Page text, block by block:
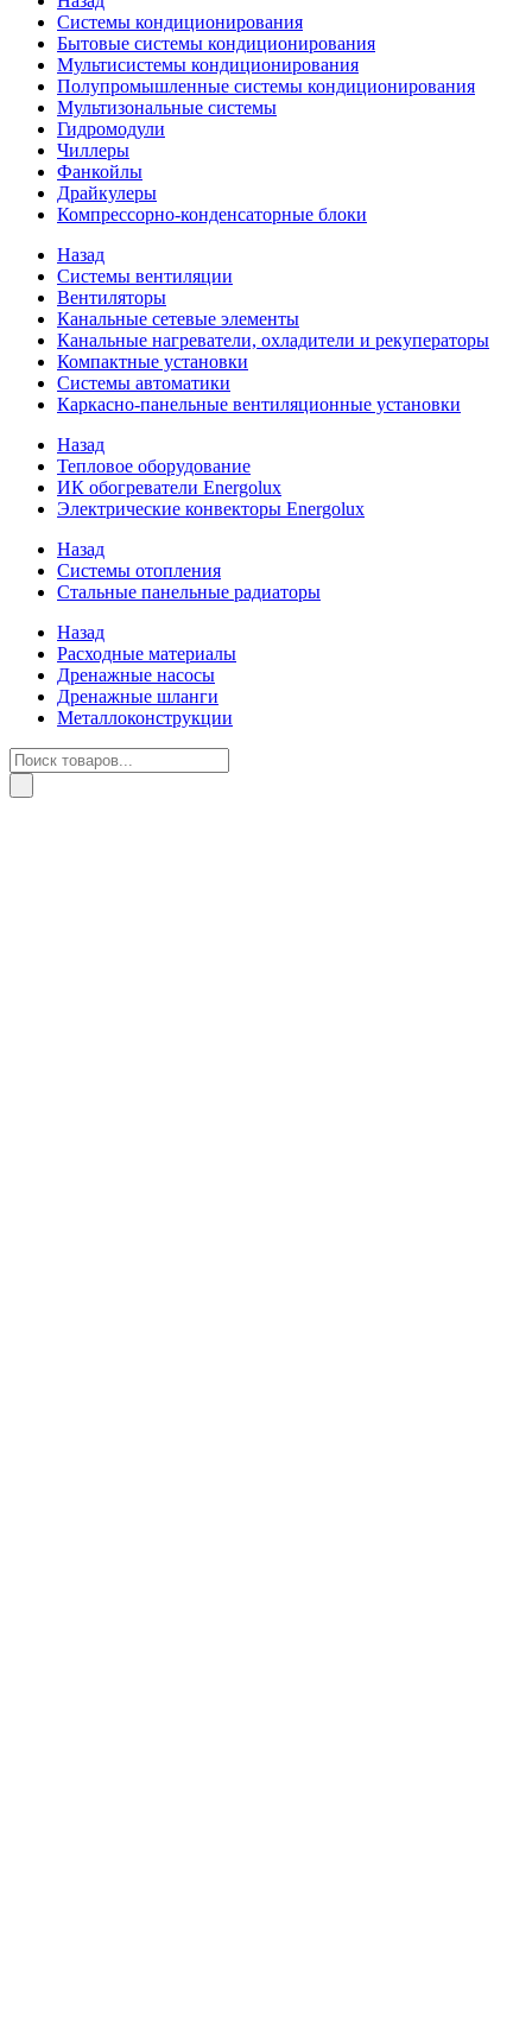
Системы кондиционирования
Бытовые системы кондиционирования
Мультисистемы кондиционирования
Полупромышленные системы кондиционирования
Мультизональные системы
Гидромодули
Чиллеры
Фанкойлы
Драйкулеры
Компрессорно-конденсаторные блоки
Назад
Системы вентиляции
Вентиляторы
Канальные сетевые элементы
Канальные нагреватели, охладители и рекуператоры
Компактные установки
Системы автоматики
Каркасно-панельные вентиляционные установки
Назад
Тепловое оборудование
ИК обогреватели Energolux
Электрические конвекторы Energolux
Назад
Системы отопления
Стальные панельные радиаторы
Назад
Расходные материалы
Дренажные насосы
Дренажные шланги
Металлоконструкции